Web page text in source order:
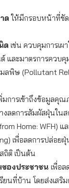
ดให้มีกรอบหน้าที่ชั
ด เช่น ควบคุมการเผ
และมาตรการควบ
มลพิษ (Pollutant
มการเข้าถึงข้อมูลคุณ
งลดการสัมผัสฝุ่นใน
Home: WFH) แ
เพื่อลดการปล่อย
ถิติ เป็นต้น
องประชาชน เพื่อ
นที่บ้าน โดยส่งเสริ